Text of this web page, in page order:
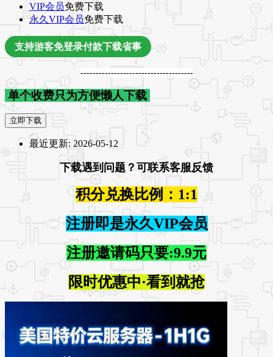
VIP会员免费下载
永久VIP会员免费下载
支持游客免登录付款下载省事
-------------------------------------
单个收费只为方便懒人下载
立即下载
最近更新: 2026-05-12
下载遇到问题？可联系客服反馈
积分兑换比例：1:1
注册即是永久VIP会员
注册邀请码只要:9.9元
限时优惠中·看到就抢